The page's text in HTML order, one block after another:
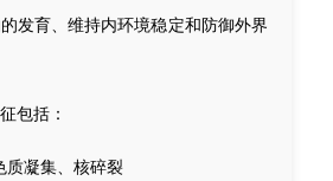
发育、维持内环境稳定和防御外界
包括：
质凝集、核碎裂